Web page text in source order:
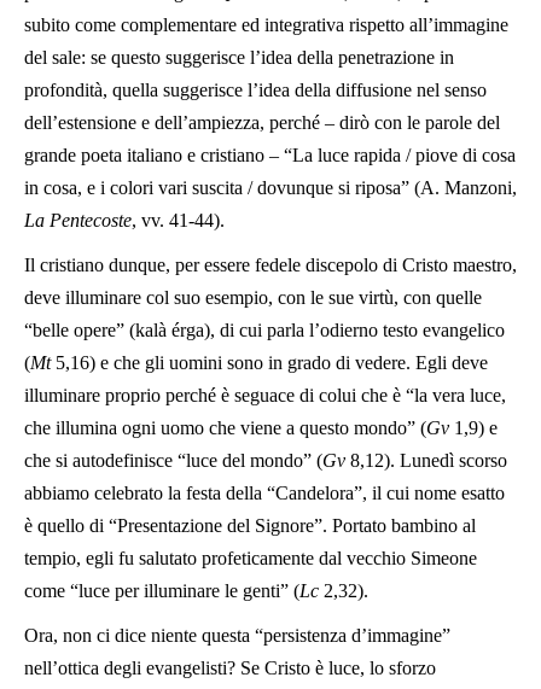
subito come complementare ed integrativa rispetto all’immagine
del sale: se questo suggerisce l’idea della penetrazione in
profondità, quella suggerisce l’idea della diffusione nel senso
dell’estensione e dell’ampiezza, perché – dirò con le parole del
grande poeta italiano e cristiano – “La luce rapida / piove di cosa
in cosa, e i colori vari suscita / dovunque si riposa” (A. Manzoni,
La Pentecoste, vv. 41-44).
Il cristiano dunque, per essere fedele discepolo di Cristo maestro,
deve illuminare col suo esempio, con le sue virtù, con quelle
“belle opere” (kalà érga), di cui parla l’odierno testo evangelico
(Mt5,16) e che gli uomini sono in grado di vedere. Egli deve
illuminare proprio perché è seguace di colui che è “la vera luce,
che illumina ogni uomo che viene a questo mondo” (Gv 1,9) e
che si autodefinisce “luce del mondo” (Gv 8,12). Lunedì scorso
abbiamo celebrato la festa della “Candelora”, il cui nome esatto
è quello di “Presentazione del Signore”. Portato bambino al
tempio, egli fu salutato profeticamente dal vecchio Simeone
come “luce per illuminare le genti” (Lc 2,32).
Ora, non ci dice niente questa “persistenza d’immagine”
nell’ottica degli evangelisti? Se Cristo è luce, lo sforzo